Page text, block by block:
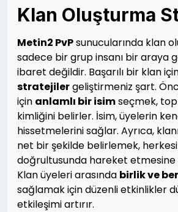
Klan Oluşturma
Metin2 PvPsunucularında klan
sadece bir grup insanı bir araya
ibaret değildir. Başarılı bir klan
stratejilergeliştirmeniz şart.
için anlamlı bir isimseçmek,
kimliğini belirler. İsim, üyelerin
hissetmelerini sağlar. Ayrıca,
net bir şekilde belirlemek,
doğrultusunda hareket etmesine
Klan üyeleri arasında birlik ve
sağlamak için düzenli etkinlikler
etkileşimi artırır.